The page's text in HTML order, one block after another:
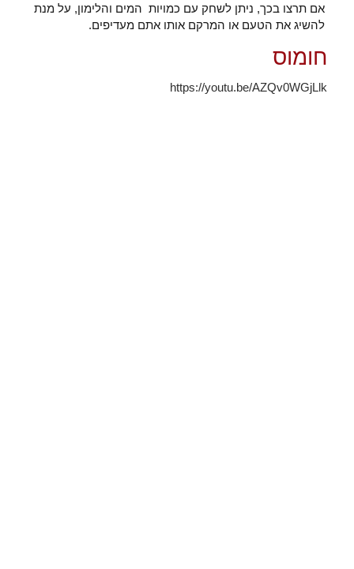
אם תרצו בכך, ניתן לשחק עם כמויות המים והלימון, על מנת
להשיג את הטעם או המרקם אותו אתם מעדיפים.
חומוס
https://youtu.be/AZQv0WGjLlk